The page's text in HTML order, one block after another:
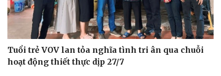
Tuổi trẻ VOV lan tỏa nghĩa tình tri ân qua chuỗi
hoạt động thiết thực dịp 27/7